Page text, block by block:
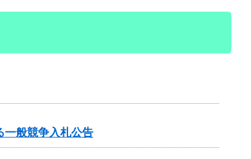
一般競争入札公告